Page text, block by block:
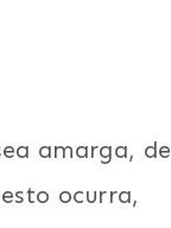
amarga, de
ocurra,